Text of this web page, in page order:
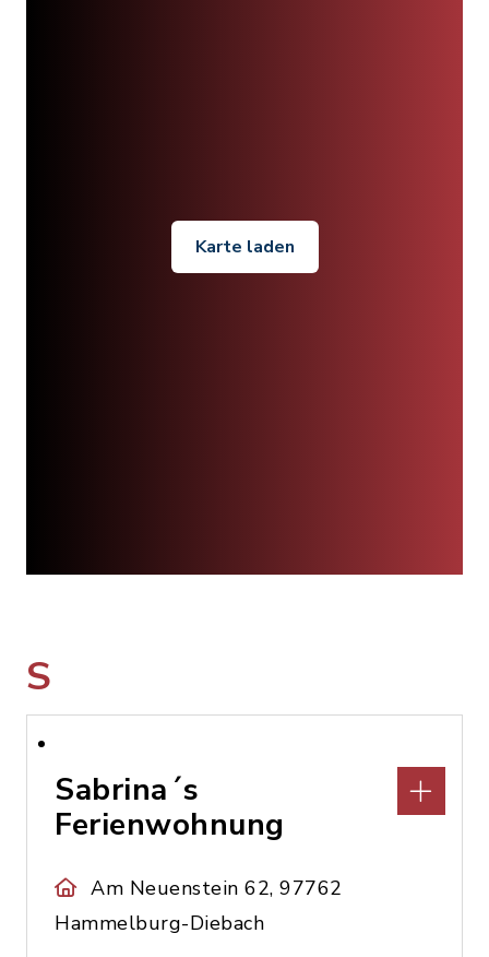
Karte laden
S
Sabrina´s
Ferienwohnung
Am Neuenstein 62, 97762
Hammelburg-Diebach